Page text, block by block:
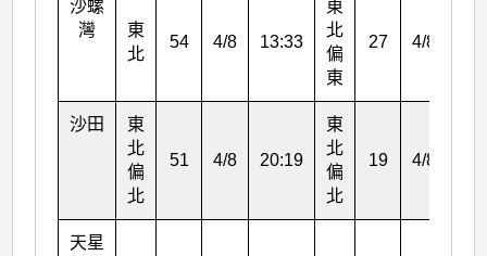
沙螺
灣
東
北
54 4/8 13:33
東
北
偏
東
27 4/8
沙田
東
北
偏
北
51 4/8 20:19
東
北
偏
北
19 4/8
天星